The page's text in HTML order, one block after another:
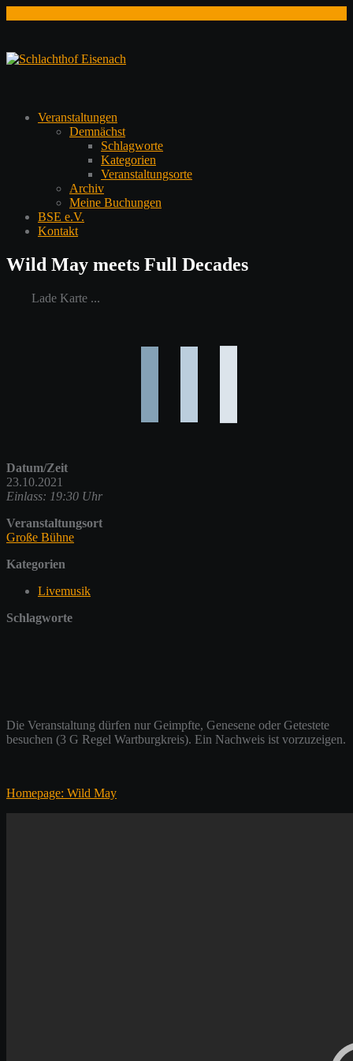
springen
Veranstaltungen
Demnächst
Schlagworte
Kategorien
Veranstaltungsorte
Archiv
Meine Buchungen
BSE e.V.
Kontakt
Wild May meets Full Decades
Lade Karte ...
Datum/Zeit
23.10.2021
Einlass: 19:30 Uhr
Veranstaltungsort
Große Bühne
Kategorien
Livemusik
Schlagworte
Die Veranstaltung dürfen nur Geimpfte, Genesene oder Getestete
besuchen (3 G Regel Wartburgkreis). Ein Nachweis ist vorzuzeigen.
Homepage: Wild May